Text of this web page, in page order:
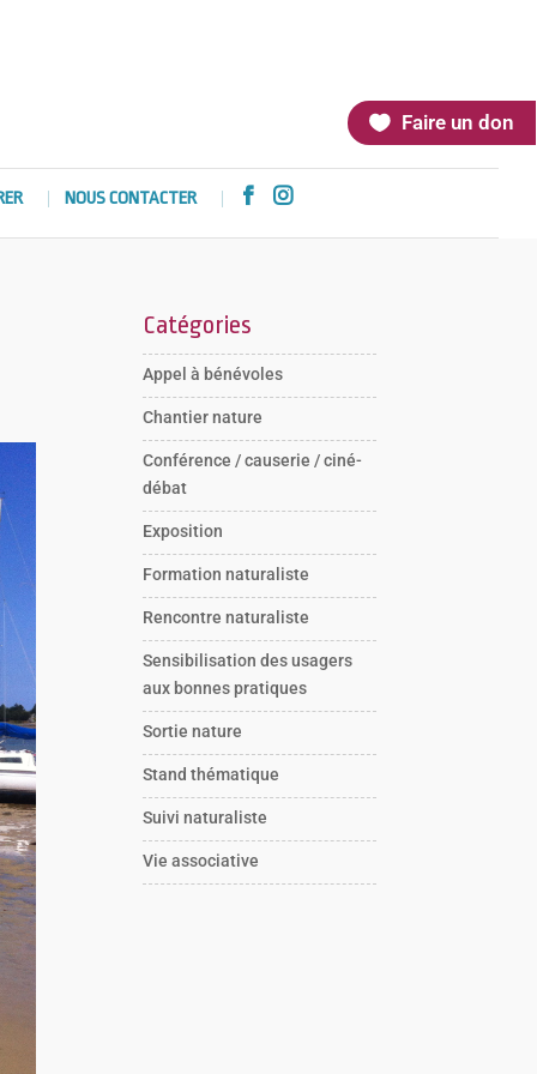
Faire un don
NOUS CONTACTER  
Catégories
Appel à bénévoles
Chantier nature
Conférence / causerie / ciné-
débat
Exposition
Formation naturaliste
Rencontre naturaliste
Sensibilisation des usagers
aux bonnes pratiques
Sortie nature
Stand thématique
Suivi naturaliste
Vie associative